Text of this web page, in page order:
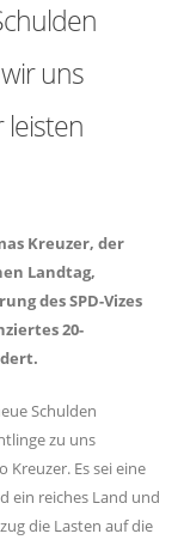
uns
leisten
Kreuzer, der
Landtag,
des SPD-Vizes
20-
Schulden
zu uns
Kreuzer. Es sei eine
ein reiches Land und
die Lasten auf die